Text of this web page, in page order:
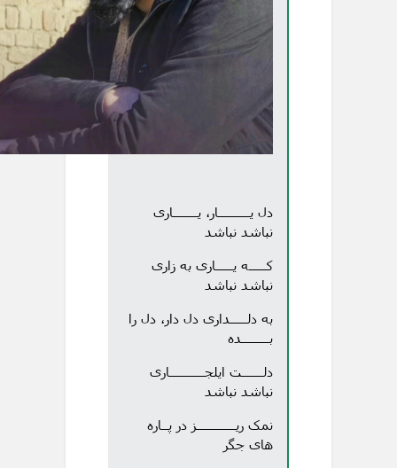
دل یـــــــــار، یـــــــاری
نباشد نباشد
کـــــه یـــــاری به زاری
نباشد نباشد
به دلـــــداری دل دار، دل را
بــــــــده
دلــــــت ایلجــــــــــاری
نباشد نباشد
نمک ریـــــــــــز در پــاره
های جگر